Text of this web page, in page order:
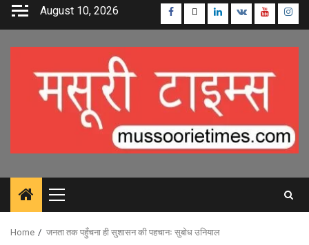
Skip
August 10, 2026 Facebook
TwitterLinkedin
VK Youtube
Primary
Menu
Home जनता तक पहुँचना ही सुशासन की पहचानः सुबोध उनियाल